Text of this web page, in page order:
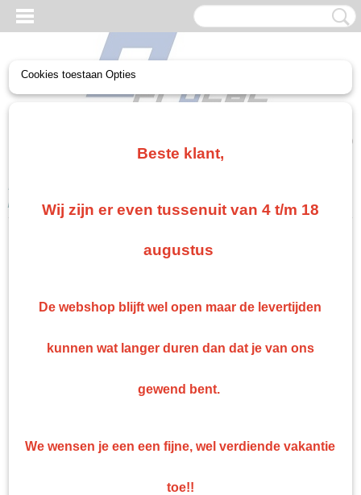
(0)
Home
papierdispenser 6 rollen
Gerko papierdispenser 6
Cookies toestaan Opties
Beste klant,
Wij zijn er even tussenuit van 4 t/m 18
augustus
De webshop blijft wel open maar de levertijden
kunnen wat langer duren dan dat je van ons
gewend bent.
We wensen je een een fijne, wel verdiende vakantie
toe!!